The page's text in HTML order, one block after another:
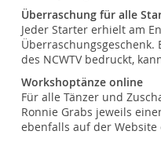
Überraschung für alle
Jeder Starter erhielt am
Überraschungsgeschenk.
des NCWTV bedruckt,
Workshoptänze online
Für alle Tänzer und
Ronnie Grabs jeweils
ebenfalls auf der Website